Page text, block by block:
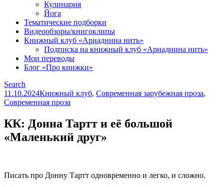
Кулинария
Йога
Тематические подборки
Видеообзоры/книгоклипы
Книжный клуб «Ариаднина нить»
Подписка на книжный клуб «Ариаднина нить»
Мои переводы
Блог «Про книжки»
Search
11.10.2024Книжный клуб, Современная зарубежная проза,
Современная проза
КК: Донна Тартт и её большой
«Маленький друг»
Писать про Донну Тартт одновременно и легко, и сложно.